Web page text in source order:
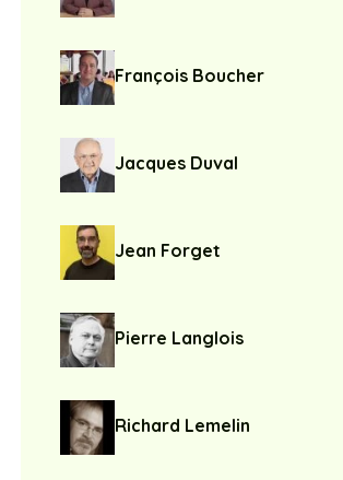
François Boucher
Jacques Duval
Jean Forget
Pierre Langlois
Richard Lemelin